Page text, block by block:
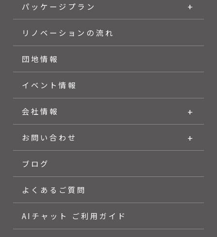
パッケージプラン
リノベーションの流れ
団地情報
イベント情報
会社情報
お問い合わせ
ブログ
よくあるご質問
AIチャット ご利用ガイド